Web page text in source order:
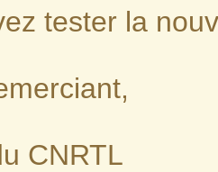
tester la
CNRTL